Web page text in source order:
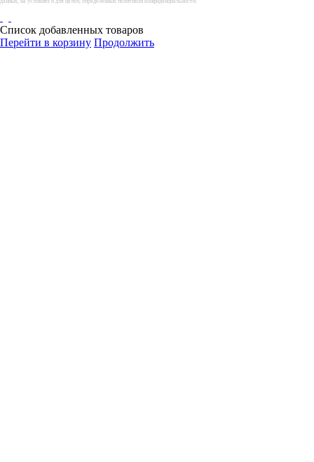
Список добавленных товаров
Перейти в корзину Продолжить